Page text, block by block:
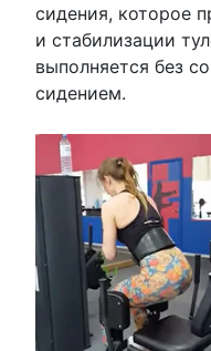
сидения, которое
и стабилизации
выполняется без
сидением.